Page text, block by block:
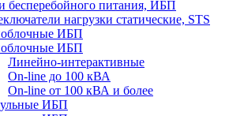
бесперебойного питания, ИБП
нагрузки статические, STS
ИБП
ИБП
Линейно-интерактивные
On-line до 100 кВА
On-line от 100 кВА и более
ИБП